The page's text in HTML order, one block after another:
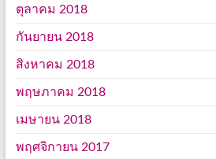
ตุลาคม 2018
กันยายน 2018
สิงหาคม 2018
พฤษภาคม 2018
เมษายน 2018
พฤศจิกายน 2017